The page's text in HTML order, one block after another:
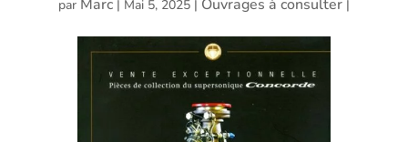
par Marc| Mai 5, 2025| Ouvrages à consulter|